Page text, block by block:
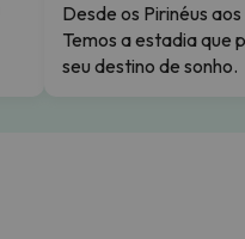
Desde os Pirinéus
Temos a estadia que
seu destino de sonho.